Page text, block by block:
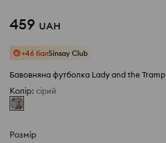
459 UAH
+46 балSinsay Club
Бавовняна футболка Lady and the Tramp
Колір: сірий
Розмір